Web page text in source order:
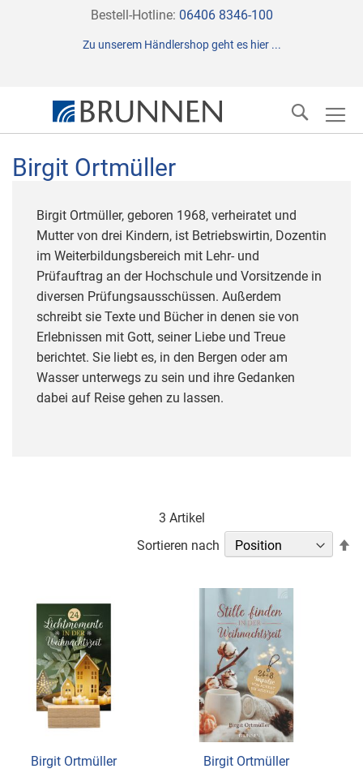
Direkt
Inhalt
Bestell-Hotline: 06406 8346-100
Zu unserem Händlershop geht es hier ...
Suche
Birgit Ortmüller
Birgit Ortmüller, geboren 1968, verheiratet und
Mutter von drei Kindern, ist Betriebswirtin, Dozentin
im Weiterbildungsbereich mit Lehr- und
Prüfauftrag an der Hochschule und Vorsitzende in
diversen Prüfungsausschüssen. Außerdem
schreibt sie Texte und Bücher in denen sie von
Erlebnissen mit Gott, seiner Liebe und Treue
berichtet. Sie liebt es, in den Bergen oder am
Wasser unterwegs zu sein und ihre Gedanken
dabei auf Reise gehen zu lassen.
3 Artikel
Sortieren nach
Birgit Ortmüller
Birgit Ortmüller